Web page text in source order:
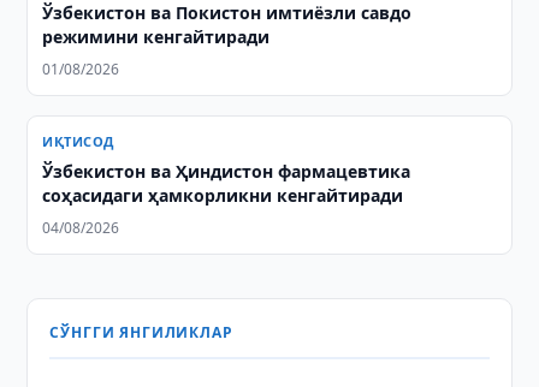
Ўзбекистон ва Покистон имтиёзли савдо
режимини кенгайтиради
01/08/2026
ИҚТИСОД
Ўзбекистон ва Ҳиндистон фармацевтика
соҳасидаги ҳамкорликни кенгайтиради
04/08/2026
СЎНГГИ ЯНГИЛИКЛАР